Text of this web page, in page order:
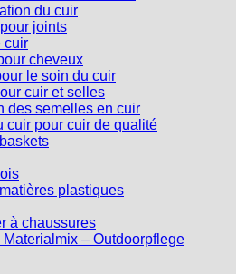
du cuir
joints
cuir
cheveux
le soin du cuir
cuir et selles
des semelles en cuir
cuir pour cuir de qualité
plastiques
à chaussures
Materialmix – Outdoorpflege